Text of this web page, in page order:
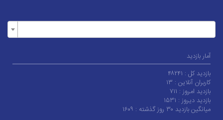
آمار بازدید
بازدید کل : ۴۸۲۴۱
کاربران آنلاین : ۱۳
بازدید امروز : ۷۱۱
بازدید دیروز : ۱۵۳۱
میانگین بازدید ۳۰ روز گذشته :
۱۶۰۹